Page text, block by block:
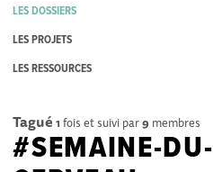
LES DOSSIERS
LES PROJETS
LES RESSOURCES
Tagué 1 fois et suivi par9 membres
#SEMAINE-DU-